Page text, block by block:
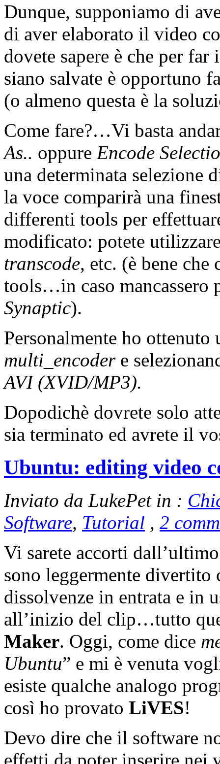
Dunque, supponiamo di
di aver elaborato il video
dovete sapere è che per
siano salvate è opportuno
(o almeno questa è la
Come fare?…Vi basta
As.. oppure Encode
una determinata selezione
la voce comparirà una
differenti tools per
modificato: potete
transcode, etc. (è bene
tools…in caso mancassero
Synaptic).
Personalmente ho
multi_encodere
AVI (XVID/MP3).
Dopodichè dovrete solo
sia terminato ed avrete il
Ubuntu: editing video
Inviato da LukePet in :
Software, Tutorial , 2
Vi sarete accorti
sono leggermente
dissolvenze in entrata e in
all’inizio del clip…tutto
Maker. Oggi, come dice
Ubuntu” e mi è venuta
esiste qualche analogo
così ho provato LiVES!
Devo dire che il software
effetti da poter inserire nei